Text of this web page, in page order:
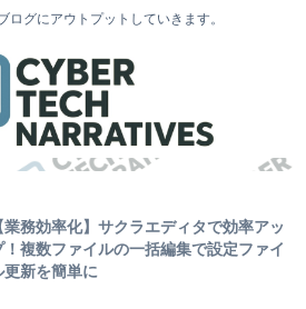
ログにアウトプットしていきます。
業務効率化】サクラエディタで効率アッ
！複数ファイルの一括編集で設定ファイ
更新を簡単に